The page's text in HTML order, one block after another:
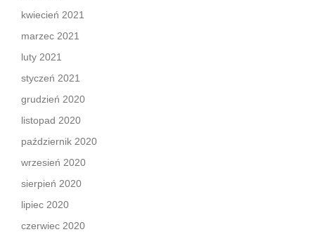
kwiecień 2021
marzec 2021
luty 2021
styczeń 2021
grudzień 2020
listopad 2020
październik 2020
wrzesień 2020
sierpień 2020
lipiec 2020
czerwiec 2020